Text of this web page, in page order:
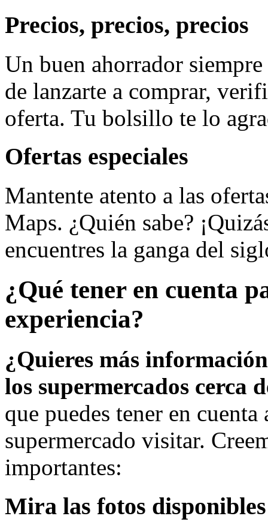
Precios, precios, precios
Un buen ahorrador
de lanzarte a comprar,
oferta. Tu bolsillo te lo
Ofertas especiales
Mantente atento a las
Maps. ¿Quién sabe?
encuentres la ganga del
¿Qué tener en cuenta
experiencia?
¿Quieres más
los supermercados cerca
que puedes tener en
supermercado visitar.
importantes:
Mira las fotos disponibles